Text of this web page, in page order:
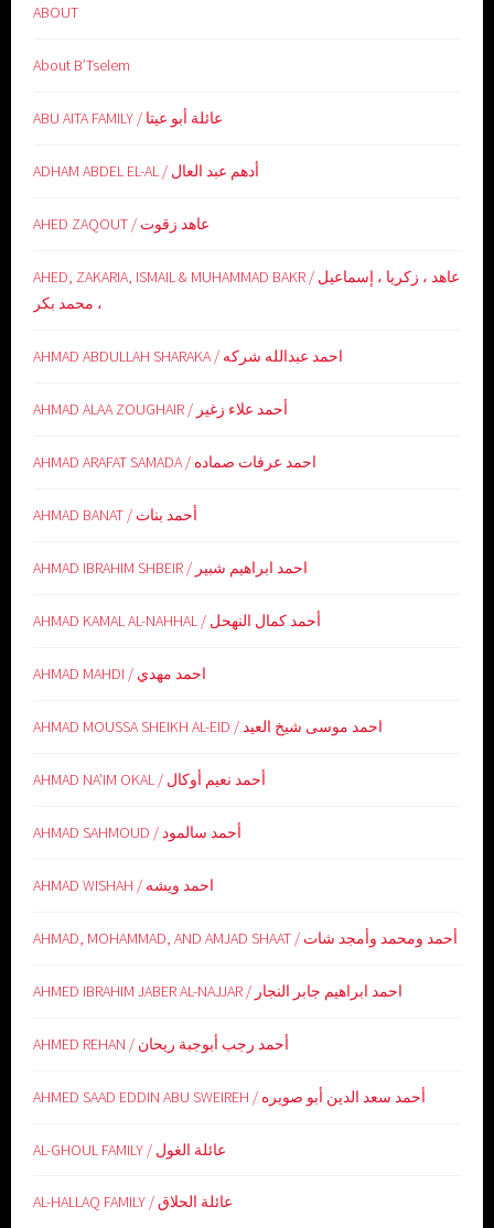
ABOUT
About B’Tselem
ABU AITA FAMILY / عائلة أبو عيتا
ADHAM ABDEL EL-AL / أدهم عبد العال
AHED ZAQOUT / عاهد زقوت
AHED, ZAKARIA, ISMAIL & MUHAMMAD BAKR / عاهد ، زكريا ، إسماعيل
، محمد بكر
AHMAD ABDULLAH SHARAKA / احمد عبدالله شركه
AHMAD ALAA ZOUGHAIR / أحمد علاء زغير
AHMAD ARAFAT SAMADA / احمد عرفات صماده
AHMAD BANAT / أحمد بنات
AHMAD IBRAHIM SHBEIR / احمد ابراهيم شبير
AHMAD KAMAL AL-NAHHAL / أحمد كمال النهحل
AHMAD MAHDI / احمد مهدي
AHMAD MOUSSA SHEIKH AL-EID / احمد موسى شيخ العيد
AHMAD NA’IM OKAL / أحمد نعيم أوكال
AHMAD SAHMOUD / أحمد سالمود
AHMAD WISHAH / احمد ويشه
AHMAD, MOHAMMAD, AND AMJAD SHAAT / أحمد ومحمد وأمجد شات
AHMED IBRAHIM JABER AL-NAJJAR / احمد ابراهيم جابر النجار
AHMED REHAN / أحمد رجب أبوجبة ريحان
AHMED SAAD EDDIN ABU SWEIREH / أحمد سعد الدين أبو صويره
AL-GHOUL FAMILY / عائلة الغول
AL-HALLAQ FAMILY / عائلة الحلاق